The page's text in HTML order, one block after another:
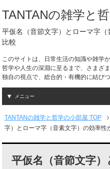
TANTANの雑学と
平仮名（音節文字）とローマ字
比較
このサイトは、日常生活の知識や雑学
哲学や人生の深淵に至るまで、さまざ
独自の視点で、総合的・有機的に結び
メニュー
TANTANの雑学と哲学の小部屋 TOP
字）とローマ字（音素文字）の効率性
平仮名（音節文字